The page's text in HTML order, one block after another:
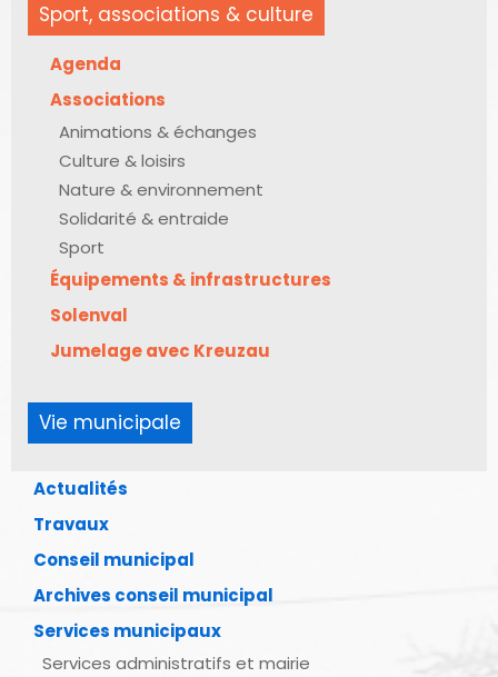
Sport, associations & culture
Agenda
Associations
Animations & échanges
Culture & loisirs
Nature & environnement
Solidarité & entraide
Sport
Équipements & infrastructures
Solenval
Jumelage avec Kreuzau
Vie municipale
Actualités
Travaux
Conseil municipal
Archives conseil municipal
Services municipaux
Services administratifs et mairie